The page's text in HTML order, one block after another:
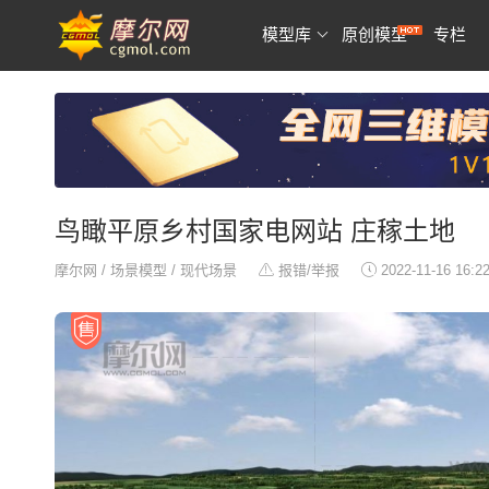
模型库 原创模型 专栏
鸟瞰平原乡村国家电网站 庄稼土地
摩尔网 / 场景模型 / 现代场景 报错/举报 2022-11-16 16:22